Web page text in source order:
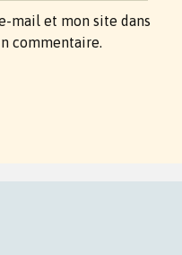
mail et mon site dans
commentaire.